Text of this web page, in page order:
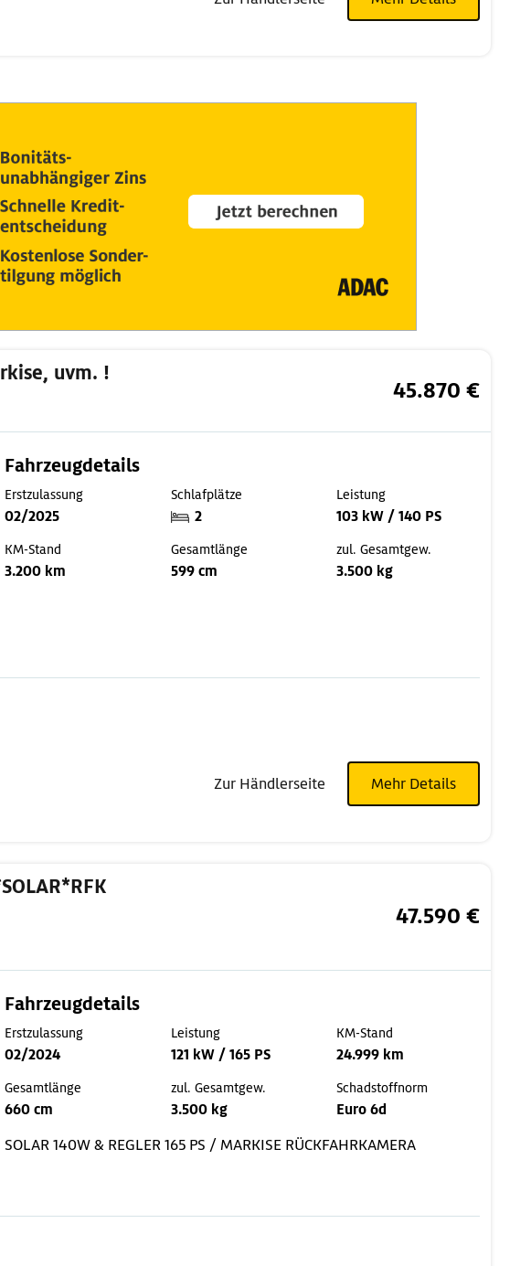
uvm. !
45.870 €
Fahrzeugdetails
Erstzulassung
02/2025
Schlafplätze
2
Leistung
103 kW / 140 PS
KM-Stand
3.200 km
Gesamtlänge
599 cm
zul. Gesamtgew.
3.500 kg
Zur Händlerseite Mehr Details
47.590 €
Fahrzeugdetails
Erstzulassung
02/2024
Leistung
121 kW / 165 PS
KM-Stand
24.999 km
Gesamtlänge
660 cm
zul. Gesamtgew.
3.500 kg
Schadstoffnorm
Euro 6d
SOLAR 140W & REGLER 165 PS / MARKISE RÜCKFAHRKAMERA